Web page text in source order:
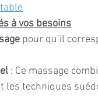
à vos besoins
pour qu’il
: Ce massage
les techniques